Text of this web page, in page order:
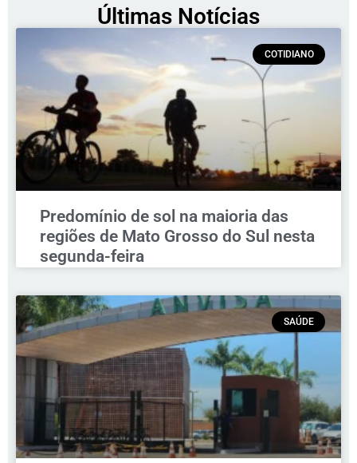
Últimas Notícias
COTIDIANO
Predomínio de sol na maioria das
regiões de Mato Grosso do Sul nesta
segunda-feira
SAÚDE